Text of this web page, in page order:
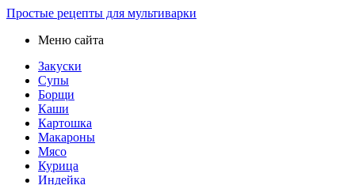
Простые рецепты для мультиварки
Меню сайта
Закуски
Супы
Борщи
Каши
Картошка
Макароны
Мясо
Курица
Индейка